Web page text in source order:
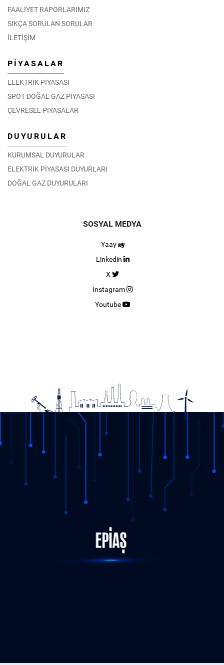
FAALİYET RAPORLARIMIZ
SIKÇA SORULAN SORULAR
İLETİŞİM
PİYASALAR
ELEKTRİK PİYASASI
SPOT DOĞAL GAZ PİYASASI
ÇEVRESEL PİYASALAR
DUYURULAR
KURUMSAL DUYURULAR
ELEKTRİK PİYASASI DUYURLARI
DOĞAL GAZ DUYURULARI
SOSYAL MEDYA
Yaay
Linkedin
X
Instagram
Youtube